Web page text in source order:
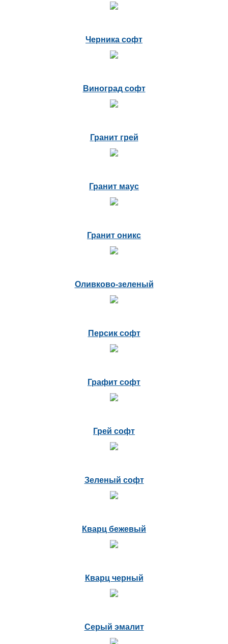
Черника софт
Виноград софт
Гранит грей
Гранит маус
Гранит оникс
Оливково-зеленый
Персик софт
Графит софт
Грей софт
Зеленый софт
Кварц бежевый
Кварц черный
Серый эмалит